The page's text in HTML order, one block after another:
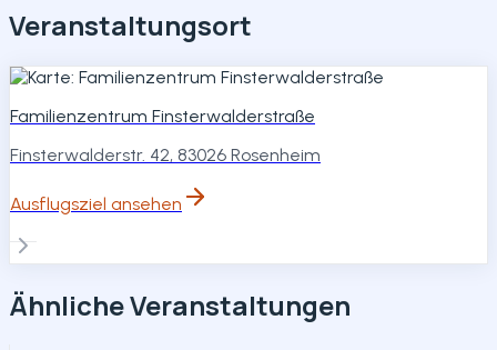
Veranstaltungsort
Familienzentrum Finsterwalderstraße
Finsterwalderstr. 42, 83026 Rosenheim
Ausflugsziel ansehen
Ähnliche Veranstaltungen